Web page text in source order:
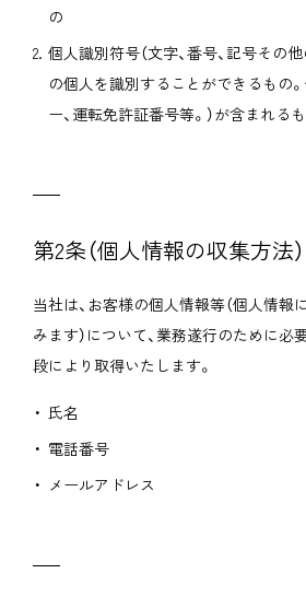
News
Online Shop KAGU cafe
の
個人識別符号（文字、番号、記号その
の個人を識別することができるもの
ー、運転免許証番号等。）が含まれる
第2条（個人情報の収集方法）
当社は、お客様の個人情報等（個人情
みます）について、業務遂行のために必
段により取得いたします。
氏名
電話番号
メールアドレス